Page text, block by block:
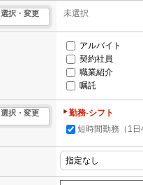
選択・変更 未選択
アルバイト
契約社員
職業紹介
嘱託
選択・変更
勤務-シフト
短時間勤務（1日